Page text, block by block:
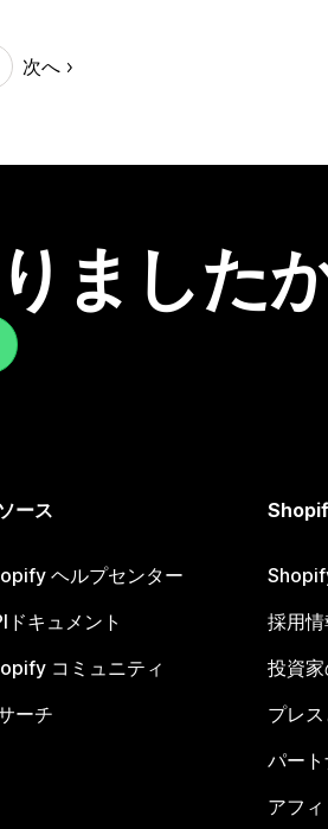
次へ
ました
ース
ヘルプセンター
ドキュメント
コミュニティ
ーチ
採用情
投資
プレ
パー
アフ